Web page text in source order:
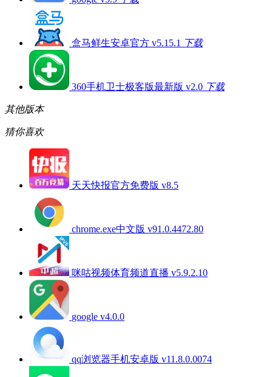
盒马鲜生安卓官方 v5.15.1 下载
360手机卫士极客版最新版 v2.0 下载
其他版本
猜你喜欢
天天快报官方免费版 v8.5
chrome.exe中文版 v91.0.4472.80
咪咕视频体育频道直播 v5.9.2.10
google v4.0.0
qq浏览器手机安卓版 v11.8.0.0074